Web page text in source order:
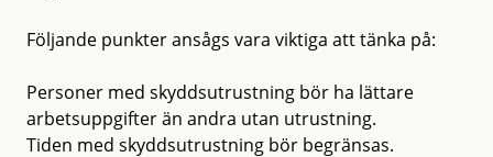
Följande punkter ansågs vara viktiga att tänka på:
Personer med skyddsutrustning bör ha lättare
arbetsuppgifter än andra utan utrustning.
Tiden med skyddsutrustning bör begränsas.